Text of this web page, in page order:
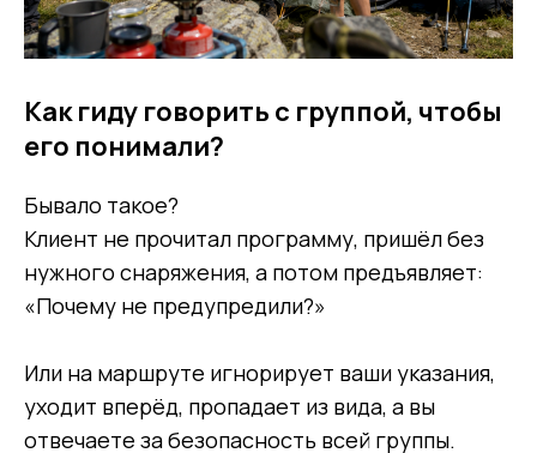
Как гиду говорить с группой, чтобы
его понимали?
Бывало такое?
Клиент не прочитал программу, пришёл без
нужного снаряжения, а потом предъявляет:
«Почему не предупредили?»
Или на маршруте игнорирует ваши указания,
уходит вперёд, пропадает из вида, а вы
отвечаете за безопасность всей группы.